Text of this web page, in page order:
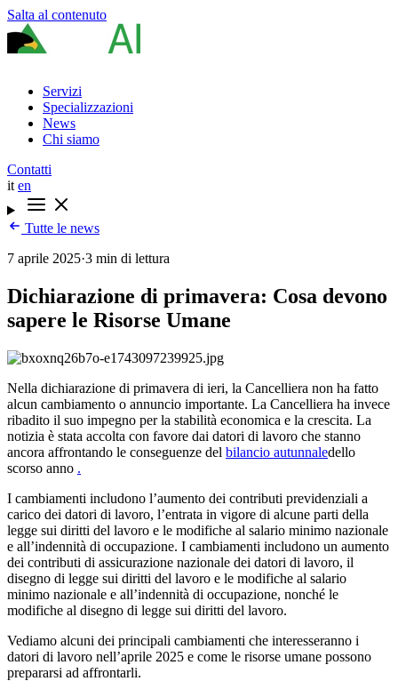
Salta al contenuto
Servizi
Specializzazioni
News
Chi siamo
Contatti
it en
Tutte le news
7 aprile 2025·3 min di lettura
Dichiarazione di primavera: Cosa devono
sapere le Risorse Umane
Nella dichiarazione di primavera di ieri, la Cancelliera non ha fatto
alcun cambiamento o annuncio importante. La Cancelliera ha invece
ribadito il suo impegno per la stabilità economica e la crescita. La
notizia è stata accolta con favore dai datori di lavoro che stanno
ancora affrontando le conseguenze del bilancio autunnaledello
scorso anno .
I cambiamenti includono l’aumento dei contributi previdenziali a
carico dei datori di lavoro, l’entrata in vigore di alcune parti della
legge sui diritti del lavoro e le modifiche al salario minimo nazionale
e all’indennità di occupazione. I cambiamenti includono un aumento
dei contributi di assicurazione nazionale dei datori di lavoro, il
disegno di legge sui diritti del lavoro e le modifiche al salario
minimo nazionale e all’indennità di occupazione, nonché le
modifiche al disegno di legge sui diritti del lavoro.
Vediamo alcuni dei principali cambiamenti che interesseranno i
datori di lavoro nell’aprile 2025 e come le risorse umane possono
prepararsi ad affrontarli.